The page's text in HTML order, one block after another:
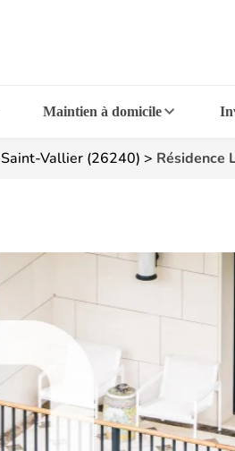
Maintien à domicile
Saint-Vallier (26240) > Résidence